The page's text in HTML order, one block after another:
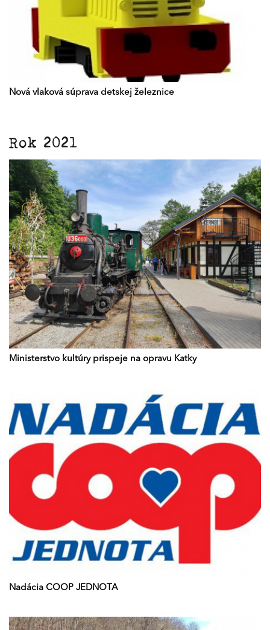
Nová vlaková súprava detskej železnice
Rok 2021
Ministerstvo kultúry prispeje na opravu Katky
Nadácia COOP JEDNOTA